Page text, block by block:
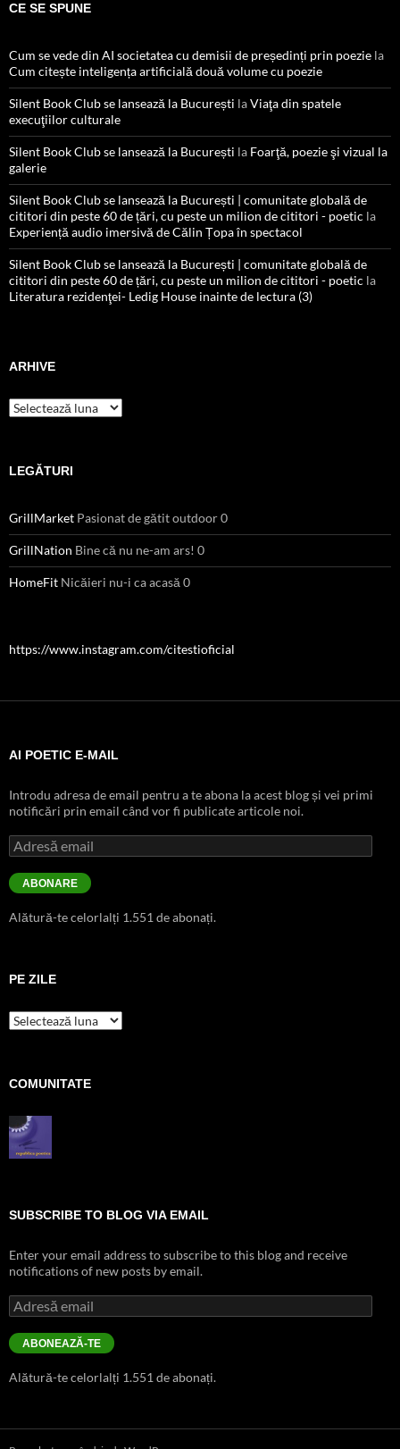
CE SE SPUNE
Cum se vede din AI societatea cu demisii de președinți prin poezie la
Cum citește inteligența artificială două volume cu poezie
Silent Book Club se lansează la București laViaţa din spatele
execuţiilor culturale
Silent Book Club se lansează la București la Foarţă, poezie şi vizual la
galerie
Silent Book Club se lansează la București | comunitate globală de
cititori din peste 60 de țări, cu peste un milion de cititori - poetic la
Experiență audio imersivă de Călin Țopa în spectacol
Silent Book Club se lansează la București | comunitate globală de
cititori din peste 60 de țări, cu peste un milion de cititori - poetic la
Literatura rezidenţei- Ledig House inainte de lectura (3)
ARHIVE
Arhive
LEGĂTURI
GrillMarket Pasionat de gătit outdoor 0
GrillNation Bine că nu ne-am ars! 0
HomeFit Nicăieri nu-i ca acasă 0
https://www.instagram.com/citestioficial
AI POETIC E-MAIL
Introdu adresa de email pentru a te abona la acest blog și vei primi
notificări prin email când vor fi publicate articole noi.
Adresă
email
ABONARE
Alătură-te celorlalți 1.551 de abonați.
PE ZILE
pe
zile
COMUNITATE
SUBSCRIBE TO BLOG VIA EMAIL
Enter your email address to subscribe to this blog and receive
notifications of new posts by email.
Adresă
email
ABONEAZĂ-TE
Alătură-te celorlalți 1.551 de abonați.